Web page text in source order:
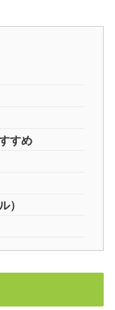
すめ
）